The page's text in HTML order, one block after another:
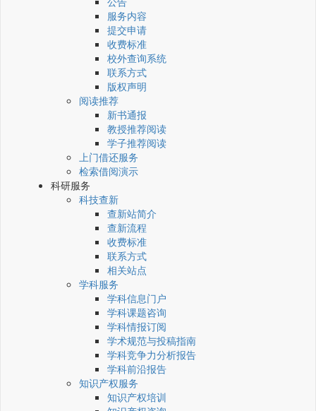
服务内容
提交申请
收费标准
校外查询系统
联系方式
版权声明
阅读推荐
新书通报
教授推荐阅读
学子推荐阅读
上门借还服务
检索借阅演示
科研服务
科技查新
查新站简介
查新流程
收费标准
联系方式
相关站点
学科服务
学科信息门户
学科课题咨询
学科情报订阅
学术规范与投稿指南
学科竞争力分析报告
学科前沿报告
知识产权服务
知识产权培训